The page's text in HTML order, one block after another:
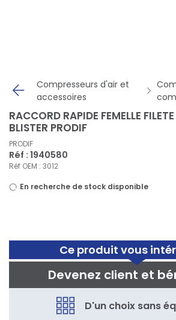
Compresseurs d'air et
accessoires
Ce produit vous
Devenez client et
D'un choix sans
RACCORD RAPIDE FEMELLE
BLISTER PRODIF
PRODIF
Réf : 1940580
Réf OEM : 3012
En recherche de stock disponible